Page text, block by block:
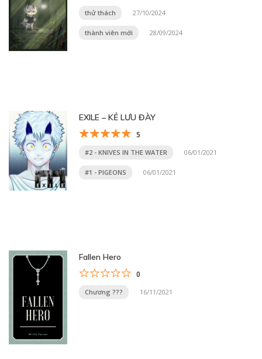
thử thách 27/10/2024
thành viên mới 28/09/2024
EXILE – KẺ LƯU ĐÀY
5
#2 - KNIVES IN THE WATER 06/01/2021
#1 - PIGEONS 06/01/2021
Fallen Hero
0
Chương ??? 16/11/2021